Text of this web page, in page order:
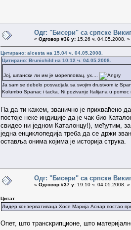
Одг: "Бисери" са српске
« Одговор #36 у: 15.26 ч. 04.05.2008. »
Цитирано: alcesta на 15.04 ч. 04.05.2008.
Цитирано: Brunichild на 10.12 ч. 04.05.2008.
Јој, шпански ли им је морепловац, ух....
Ja sam se debelo posvadjala sa svojim drustvom iz
Kolumbo Spanac i tacka. Ni pozivanje Italijana u
Па да ти кажем, званично је прихваћено
постоје неке индиције да је чак био
свидео ни једном Каталонцу!), међутим,
једна енциклопедија треба да се држи
оставља онима којима је историја струка.
Одг: "Бисери" са српске
« Одговор #37 у: 19.10 ч. 04.05.2008. »
Цитат
Лидер конзервативаца Хосе Марија Аснар постао
Опет, што транскрипционе, што